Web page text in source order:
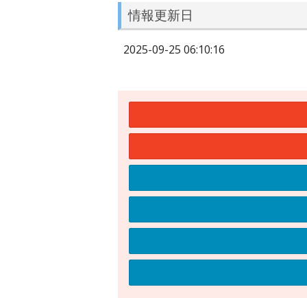
情報更新日
2025-09-25 06:10:16